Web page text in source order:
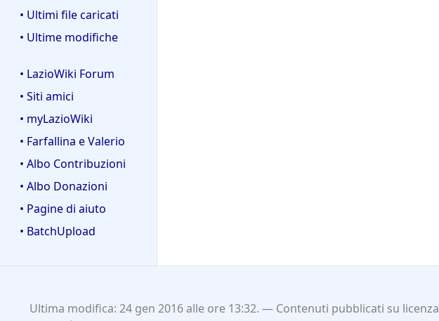
• Ultimi file caricati
• Ultime modifiche
• LazioWiki Forum
• Siti amici
• myLazioWiki
• Farfallina e Valerio
• Albo Contribuzioni
• Albo Donazioni
• Pagine di aiuto
• BatchUpload
Ultima modifica: 24 gen 2016 alle ore 13:32. Contenuti pubblicati su licenza